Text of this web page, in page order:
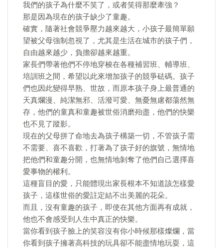
我們的孩子為什麼不笑了，或者笑得那麼牽強？
那是因為現在的孩子缺少了童趣。
確實，隨著社會競爭壓力越來越大，小孩子最簡單願
望被父母強制忽視了，尤其是生活在城市的孩子們，
自由越來越少，負擔卻越來越重。
家長們帶著他們不停地穿梭在各種補習班、輔導班、
培訓班之間，希望以此來增加孩子的競爭砝碼。孩子
們也因此變得早熟、世故，而原本孩子身上最普通的
天真爛漫、純潔無邪、活潑可愛、無憂無慮都蕩然無
存，他們的童真和童趣被世俗消磨殆盡，他們的快樂
也不見了蹤影。
現在的父母拼了命地去為孩子構築一切，不管孩子需
不需要、喜不喜歡，打著為了孩子好的旗號，無情地
把他們和童趣分開，也無情地剝奪了他們自己選擇喜
愛事物的權利。
這種盲目的愛，只能體現出家長根本不知道該怎樣愛
孩子，這樣世俗的愛註定結不出美麗的花朵。
而且，沒有童趣的孩子，即使在其他方面再有成就，
他也不會感受到人生中真正的快樂。
當你看到孩子臉上的笑容沒有你小時候那樣燦爛，當
你看到孩子擁著高科技的玩具卻不能盡情地玩耍，這